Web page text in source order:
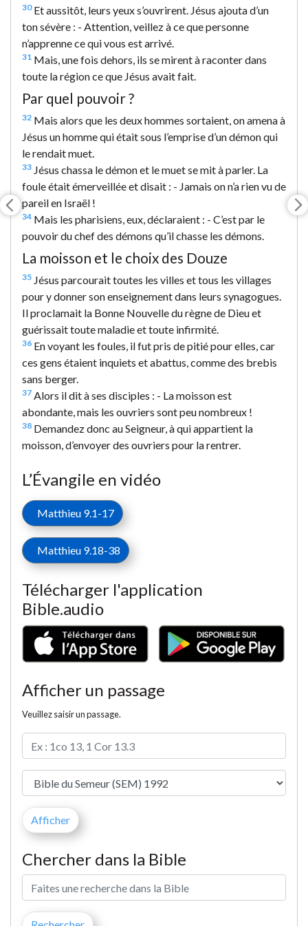
30Et aussitôt, leurs yeux s’ouvrirent. Jésus ajouta d’un
ton sévère : - Attention, veillez à ce que personne
n’apprenne ce qui vous est arrivé.
31 Mais, une fois dehors, ils se mirent à raconter dans
toute la région ce que Jésus avait fait.
Par quel pouvoir ?
32 Mais alors que les deux hommes sortaient, on amena à
Jésus un homme qui était sous l’emprise d’un démon qui
le rendait muet.
33 Jésus chassa le démon et le muet se mit à parler. La
foule était émerveillée et disait : - Jamais on n’a rien vu de
pareil en Israël !
34 Mais les pharisiens, eux, déclaraient : - C’est par le
pouvoir du chef des démons qu’il chasse les démons.
La moisson et le choix des Douze
35 Jésus parcourait toutes les villes et tous les villages
pour y donner son enseignement dans leurs synagogues.
Il proclamait la Bonne Nouvelle du règne de Dieu et
guérissait toute maladie et toute infirmité.
36 En voyant les foules, il fut pris de pitié pour elles, car
ces gens étaient inquiets et abattus, comme des brebis
sans berger.
37 Alors il dit à ses disciples : - La moisson est
abondante, mais les ouvriers sont peu nombreux !
38 Demandez donc au Seigneur, à qui appartient la
moisson, d’envoyer des ouvriers pour la rentrer.
L’Évangile en vidéo
Matthieu 9.1-17
Matthieu 9.18-38
Télécharger l'application
Bible.audio
Afficher un passage
Veuillez saisir un passage.
Chercher dans la Bible